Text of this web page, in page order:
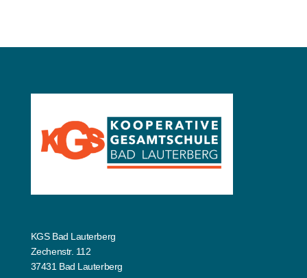
KGS Bad Lauterberg
Zechenstr. 112
37431 Bad Lauterberg